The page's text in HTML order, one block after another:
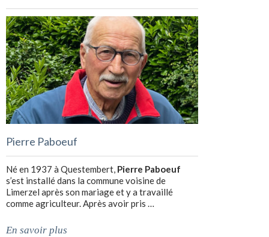
Pierre Paboeuf
Né en 1937 à Questembert, Pierre Paboeuf
s’est installé dans la commune voisine de
Limerzel après son mariage et y a travaillé
comme agriculteur. Après avoir pris …
En savoir plus